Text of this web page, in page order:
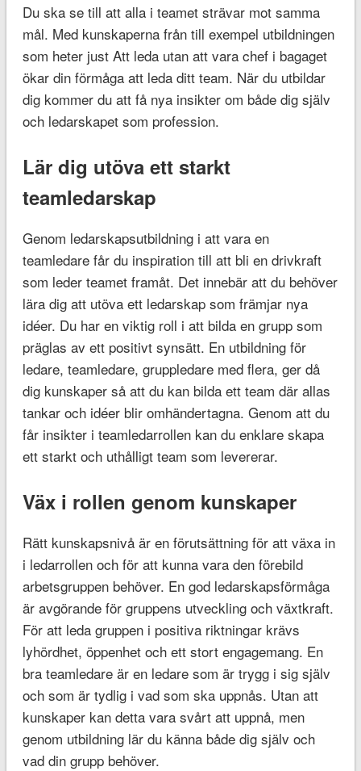
Du ska se till att alla i teamet strävar mot samma
mål. Med kunskaperna från till exempel utbildningen
som heter just Att leda utan att vara chef i bagaget
ökar din förmåga att leda ditt team. När du utbildar
dig kommer du att få nya insikter om både dig själv
och ledarskapet som profession.
Lär dig utöva ett starkt
teamledarskap
Genom ledarskapsutbildning i att vara en
teamledare får du inspiration till att bli en drivkraft
som leder teamet framåt. Det innebär att du behöver
lära dig att utöva ett ledarskap som främjar nya
idéer. Du har en viktig roll i att bilda en grupp som
präglas av ett positivt synsätt. En utbildning för
ledare, teamledare, gruppledare med flera, ger då
dig kunskaper så att du kan bilda ett team där allas
tankar och idéer blir omhändertagna. Genom att du
får insikter i teamledarrollen kan du enklare skapa
ett starkt och uthålligt team som levererar.
Väx i rollen genom kunskaper
Rätt kunskapsnivå är en förutsättning för att växa in
i ledarrollen och för att kunna vara den förebild
arbetsgruppen behöver. En god ledarskapsförmåga
är avgörande för gruppens utveckling och växtkraft.
För att leda gruppen i positiva riktningar krävs
lyhördhet, öppenhet och ett stort engagemang. En
bra teamledare är en ledare som är trygg i sig själv
och som är tydlig i vad som ska uppnås. Utan att
kunskaper kan detta vara svårt att uppnå, men
genom utbildning lär du känna både dig själv och
vad din grupp behöver.